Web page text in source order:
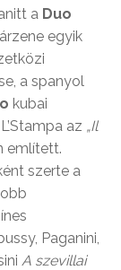
a Duo
egyik
a spanyol
kubai
az „Il
említett.
szerte a
Paganini,
A szevillai